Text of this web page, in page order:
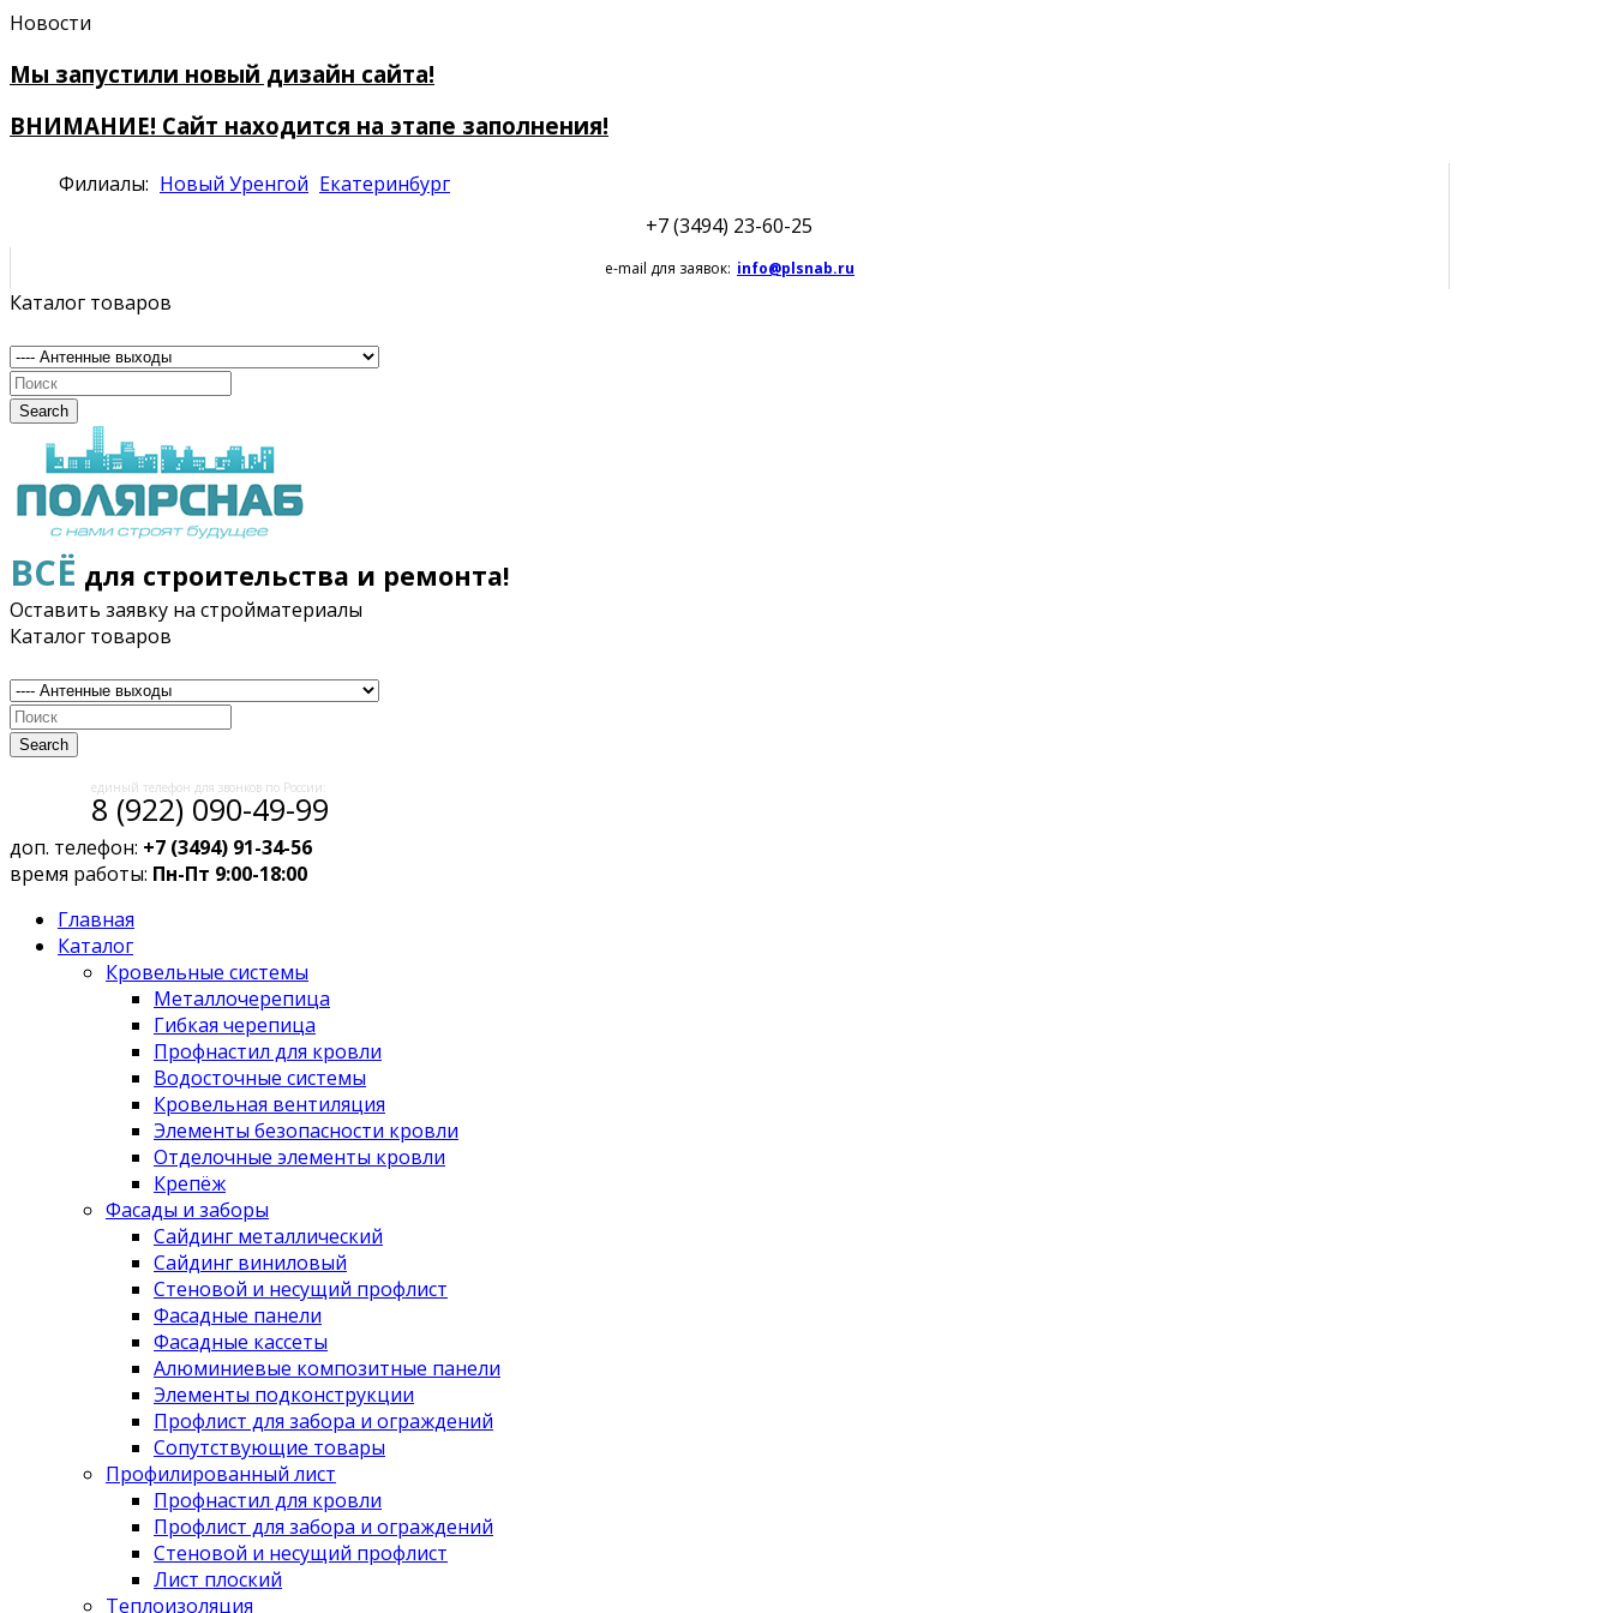
Новости
Мы запустили новый дизайн сайта!
ВНИМАНИЕ! Сайт находится на этапе заполнения!
Филиалы: Новый Уренгой Екатеринбург
+7 (3494) 23-60-25
e-mail для заявок: info@plsnab.ru
Каталог товаров
Search
ВСЁ для строительства и ремонта!
Оставить заявку на стройматериалы
Каталог товаров
Search
единый телефон для звонков по России:
8 (922) 090-49-99
доп. телефон: +7 (3494) 91-34-56
время работы: Пн-Пт 9:00-18:00
Главная
Каталог
Кровельные системы
Металлочерепица
Гибкая черепица
Профнастил для кровли
Водосточные системы
Кровельная вентиляция
Элементы безопасности кровли
Отделочные элементы кровли
Крепёж
Фасады и заборы
Сайдинг металлический
Сайдинг виниловый
Стеновой и несущий профлист
Фасадные панели
Фасадные кассеты
Алюминиевые композитные панели
Элементы подконструкции
Профлист для забора и ограждений
Сопутствующие товары
Профилированный лист
Профнастил для кровли
Профлист для забора и ограждений
Стеновой и несущий профлист
Лист плоский
Теплоизоляция